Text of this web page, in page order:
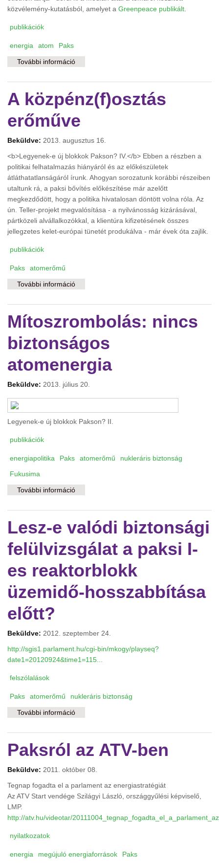
közvélemény-kutatásból, amelyet a Greenpeace publikált.
publikációk
energia atom Paks
További információ
A közpénz(f)osztás
erőműve
Beküldve: 2013. augusztus 16.
<b>Legyenek-e új blokkok Pakson? IV.</b> Ebben a részben a
politikai felhatalmazás hiányáról és az előkészületek
átláthatatlanságáról írunk. Ahogyan sorozatunk korábbi részeiben
utaltunk rá, a paksi bővítés előkészítése már azelőtt
megkezdődött, hogy a politika hivatalosan döntött volna róla. Az
ún. Teller-projekt megvalósítása - a nyilvánosság kizárásával,
pártközeli alvállalkozókkal, a klientúra kifizetésének összes
jellegzetes kelet-európai tünetét produkálva - már évek óta zajlik.
publikációk
Paks atomerőmű
További információ
Mítoszrombolás: nincs
biztonságos
atomenergia
Beküldve: 2013. július 20.
Legyenek-e új blokkok Pakson? II.
publikációk
energiapolitika Paks atomerőmű
nukleráris biztonság
Fukusima
További információ
Lesz-e valódi biztonsági
felülvizsgálat a paksi I-
es reaktorblokk
üzemidő-hosszabbítása
előtt?
Beküldve: 2012. szeptember 24.
http://sgis1.parlament.hu/cgi-bin/mkogy/playseq?
date1=20120924&time1=115...
felszólalások
Paks atomerőmű nukleráris biztonság
További információ
előtt? tartalommal kapcsolatosan
Paksról az ATV-ben
Beküldve: 2011. október 08.
Tegnap fogadta el a parlament az energiastratégiát
Az ATV Start vendége Szilágyi László, országgyűlési képviselő,
LMP.
http://atv.hu/videotar/
nyilatkozatok
energia megújuló energiaforrások Paks